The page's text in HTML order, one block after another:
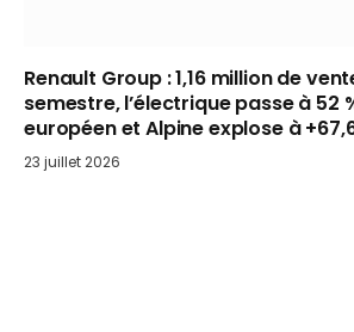
Renault Group : 1,16 million de
semestre, l’électrique passe à 52
européen et Alpine explose à
23 juillet 2026